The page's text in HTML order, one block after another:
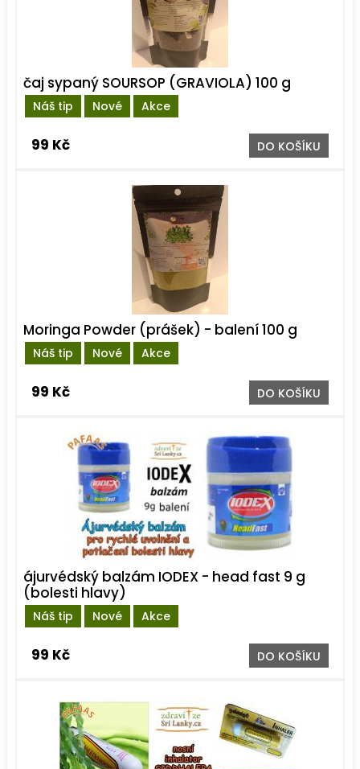
Náš tip Nové Akce
čaj sypaný SOURSOP (GRAVIOLA) 100 g
99 Kč DO KOŠÍKU
Náš tip Nové Akce
Moringa Powder (prášek) - balení 100 g
99 Kč DO KOŠÍKU
Náš tip Nové Akce
ájurvédský balzám IODEX - head fast 9 g
(bolesti hlavy)
99 Kč DO KOŠÍKU